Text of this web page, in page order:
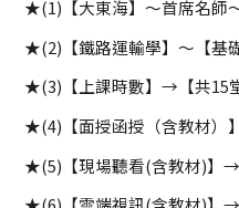
★(1)【大東海】～首席名師
★(2)【鐵路運輸學】～【基
★(3)【上課時數】→【共15
★(4)【面授函授（含教材）
★(5)【現場聽看(含教材)】